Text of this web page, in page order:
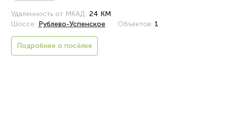
Удаленность от МКАД: 24 КМ
Шоссе: Рублево-Успенское Объектов: 1
Подробнее о посёлке